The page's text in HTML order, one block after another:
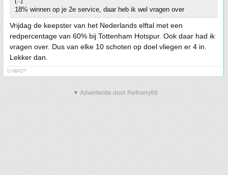
18% winnen op je 2e service, daar heb ik wel vragen over
Vrijdag de keepster van het Nederlands elftal met een
redpercentage van 60% bij Tottenham Hotspur. Ook daar had ik
vragen over. Dus van elke 10 schoten op doel vliegen er 4 in.
Lekker dan.
U MAD?
▼ Advertentie door Refinery89